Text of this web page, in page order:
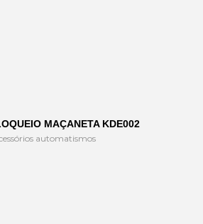
MAÇANETA KDE002
automatismos